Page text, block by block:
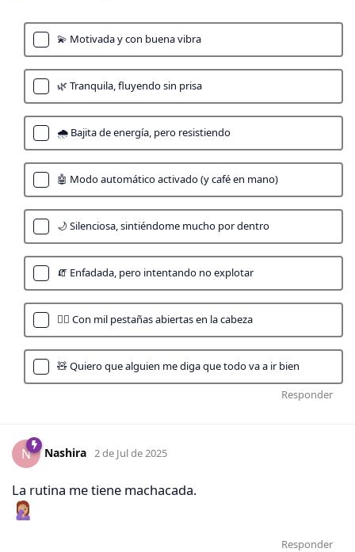
💫 Motivada y con buena vibra
🌿 Tranquila, fluyendo sin prisa
🌧️ Bajita de energía, pero resistiendo
🤖 Modo automático activado (y café en mano)
🌙 Silenciosa, sintiéndome mucho por dentro
🧯 Enfadada, pero intentando no explotar
😵‍💫 Con mil pestañas abiertas en la cabeza
🧸 Quiero que alguien me diga que todo va a ir bien
Responder
N Nashira 2 de Jul de 2025
La rutina me tiene machacada.
Responder